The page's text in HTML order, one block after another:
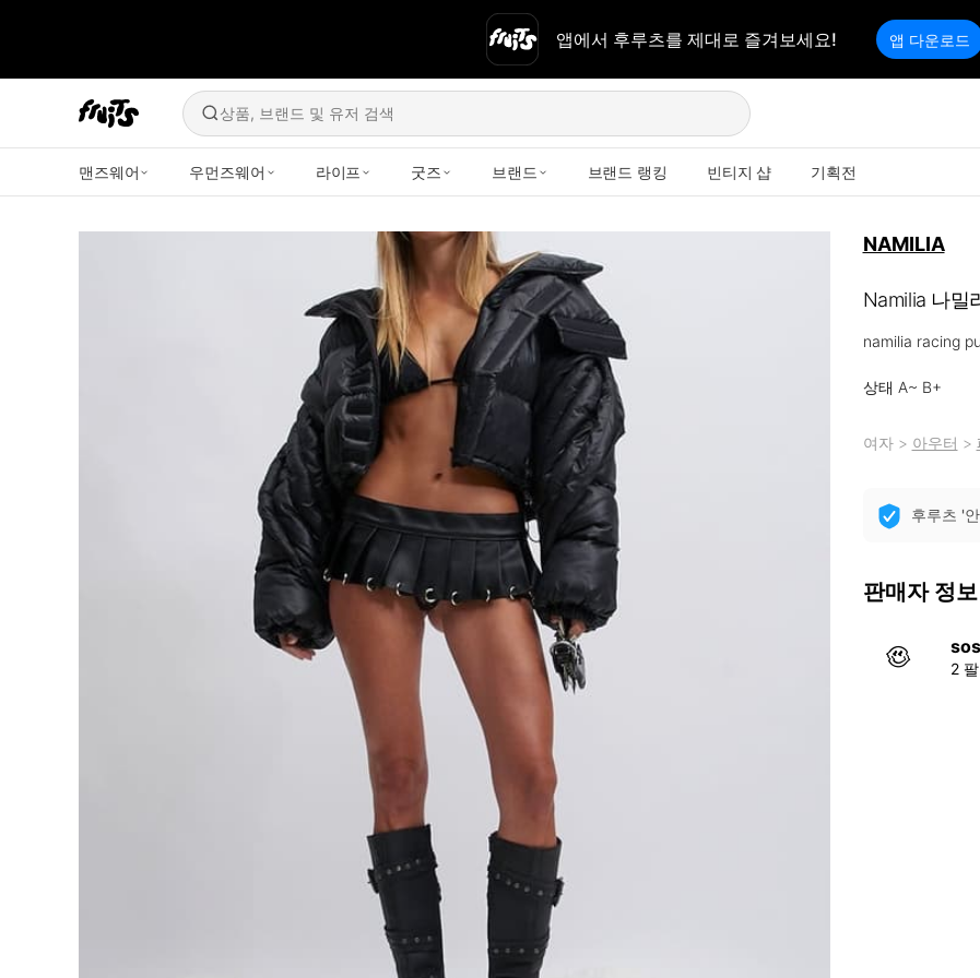
앱에서 후루츠를 제대로 즐겨보세요! 앱 다운로드
상품, 브랜드 및 유저 검색
맨즈웨어 우먼즈웨어 라이프 굿즈 브랜드 브랜드 랭킹 빈티지 샵 기획전
NAMILIA
Namilia 나밀
namilia racing
상태 A~ B+
여자> 아우터 >
후루츠 '
판매자 정보
2